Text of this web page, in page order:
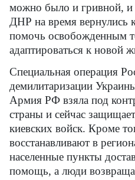
можно было и гривной,
ДНР на время вернулись
помочь освобожденным
адаптироваться к новой
Специальная операция
демилитаризации
Армия РФ взяла под
страны и сейчас
киевских войск. Кроме
восстанавливают в
населенные пункты
помощь, а люди